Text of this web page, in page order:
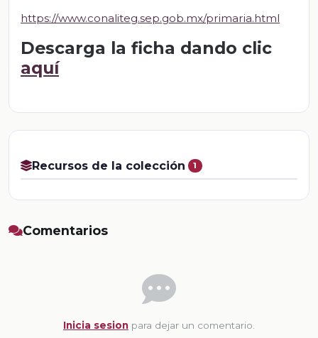
https://www.conaliteg.sep.gob.mx/primaria.html
Descarga la ficha dando clic
aquí
Recursos de la colección 1
Comentarios
Inicia sesion para dejar un comentario.